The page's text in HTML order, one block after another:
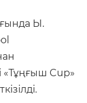
Ы.
Cup»